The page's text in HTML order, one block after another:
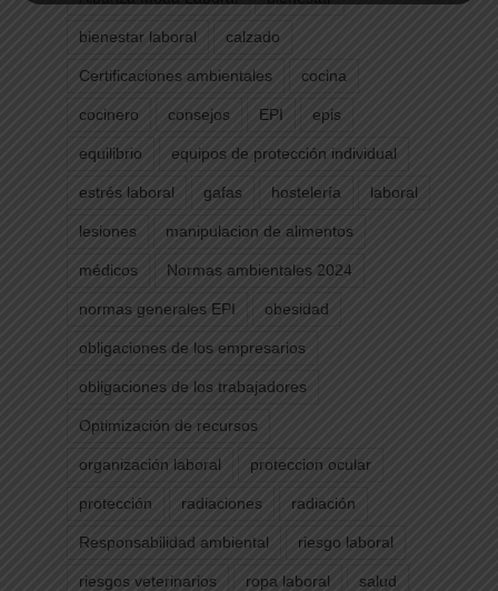
bienestar laboral calzado
Certificaciones ambientales cocina
cocinero consejos EPI epis
equilibrio equipos de protección individual
estrés laboral gafas hostelería laboral
lesiones manipulacion de alimentos
médicos Normas ambientales 2024
normas generales EPI obesidad
obligaciones de los empresarios
obligaciones de los trabajadores
Optimización de recursos
organización laboral proteccion ocular
protección radiaciones radiación
Responsabilidad ambiental riesgo laboral
riesgos veterinarios ropa laboral salud